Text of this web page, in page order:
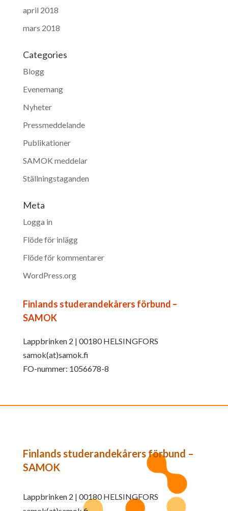
april 2018
mars 2018
Categories
Blogg
Evenemang
Nyheter
Pressmeddelande
Publikationer
SAMOK meddelar
Ställningstaganden
Meta
Logga in
Flöde för inlägg
Flöde för kommentarer
WordPress.org
Finlands studerandekårers förbund –
SAMOK
Lappbrinken 2 | 00180 HELSINGFORS
samok(at)samok.fi
FO-nummer: 1056678-8
Finlands studerandekårers förbund –
SAMOK
Lappbrinken 2 | 00180 HELSINGFORS